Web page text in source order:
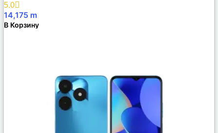
5.0
14,175 m
В Корзину